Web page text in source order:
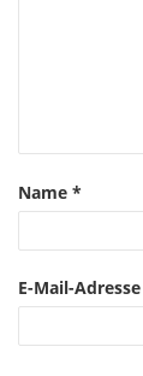
Name *
E-Mail-Adresse